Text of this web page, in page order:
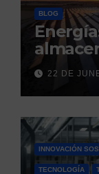
BLOG
la
de la
22 DE
INNOVACIÓN
TECNOLOGÍA